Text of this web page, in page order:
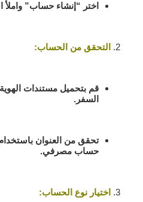
اختر “إنشاء حساب” واملأ
التحقق من الحساب:
قم بتحميل مستندات
السفر.
تحقق من العنوان
حساب مصرفي.
اختيار نوع الحساب: